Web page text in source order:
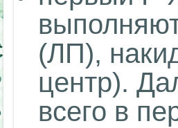
(ЛП),
центр).
всего в